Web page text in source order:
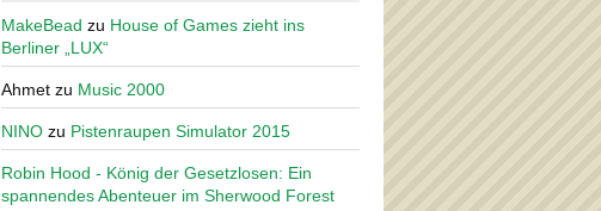
MakeBead zu House of Games zieht ins
Berliner „LUX“
Ahmet zu Music 2000
NINO zu Pistenraupen Simulator 2015
Robin Hood - König der Gesetzlosen: Ein
spannendes Abenteuer im Sherwood Forest